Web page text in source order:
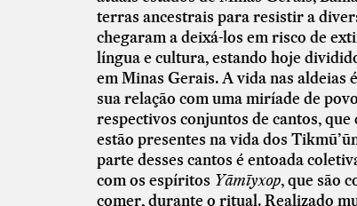
terras ancestrais para resistir a
chegaram a deixá-los em risco de
língua e cultura, estando hoje
em Minas Gerais. A vida nas
sua relação com uma miríade de
respectivos conjuntos de cantos,
estão presentes na vida dos
parte desses cantos é entoada
com os espíritos Yãmĩyxop, que são
comer, durante o ritual. Realizado